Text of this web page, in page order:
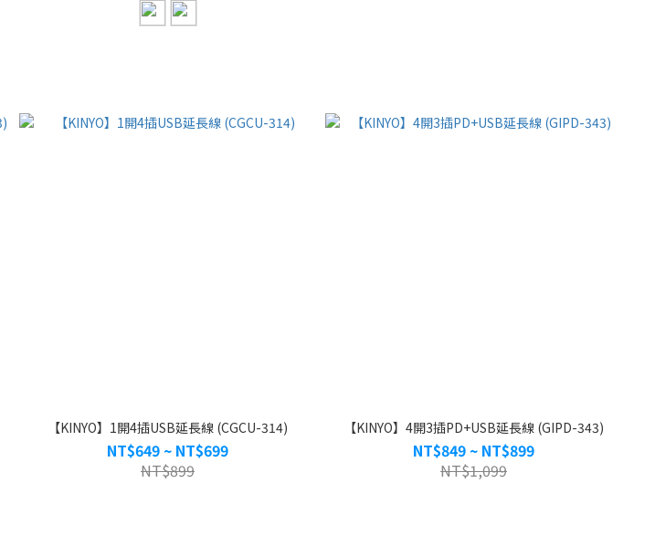
【KINYO】1開4插USB延長線 (CGCU-314)
NT$649 ~ NT$699
NT$899
【KINYO】4開3插PD+USB延長線 (GIPD-343)
NT$849 ~ NT$899
NT$1,099